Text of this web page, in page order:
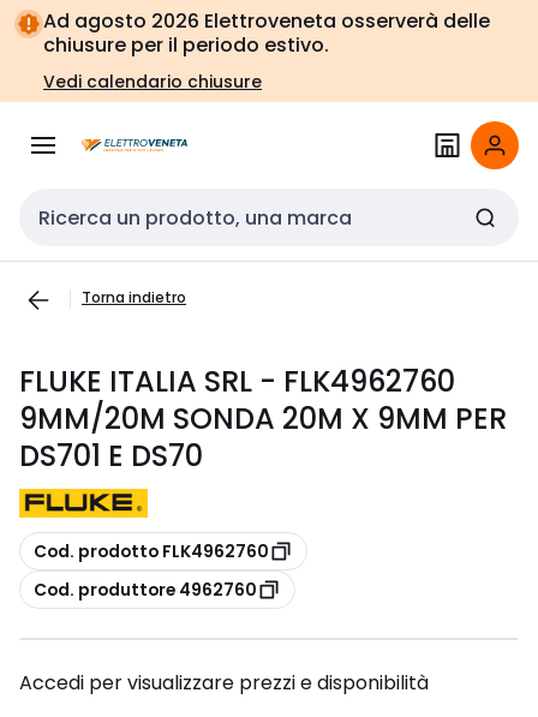
Vai alla
navigazione
Vai
alla
pagina
Ad agosto 2026 Elettroveneta osserverà delle
chiusure per il periodo estivo.
Vedi calendario chiusure
Cerca input
Torna indietro
FLUKE ITALIA SRL - FLK4962760
9MM/20M SONDA 20M X 9MM PER
DS701 E DS70
copia
Cod. prodotto FLK4962760
copia
Cod. produttore 4962760
Accedi per visualizzare prezzi e disponibilità